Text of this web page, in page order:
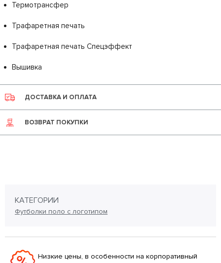
Термотрансфер
Трафаретная печать
Трафаретная печать Спецэффект
Вышивка
ДОСТАВКА И ОПЛАТА
ВОЗВРАТ ПОКУПКИ
КАТЕГОРИИ
Футболки поло с логотипом
Низкие цены, в особенности на корпоративный